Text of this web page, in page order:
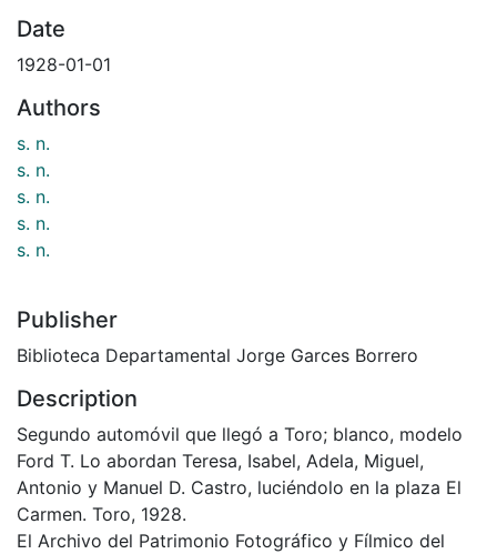
Date
1928-01-01
Authors
s. n.
s. n.
s. n.
s. n.
s. n.
Publisher
Biblioteca Departamental Jorge Garces Borrero
Description
Segundo automóvil que llegó a Toro; blanco, modelo
Ford T. Lo abordan Teresa, Isabel, Adela, Miguel,
Antonio y Manuel D. Castro, luciéndolo en la plaza El
Carmen. Toro, 1928.
El Archivo del Patrimonio Fotográfico y Fílmico del